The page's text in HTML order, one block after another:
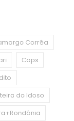
Corrêa
Caps
do Idoso